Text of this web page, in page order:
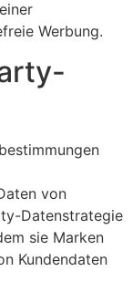
Werbung.
von
Datenstrategie
sie Marken
Kundendaten